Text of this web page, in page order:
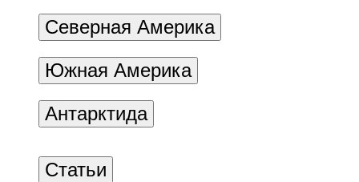
Северная Америка
Южная Америка
Антарктида
Статьи